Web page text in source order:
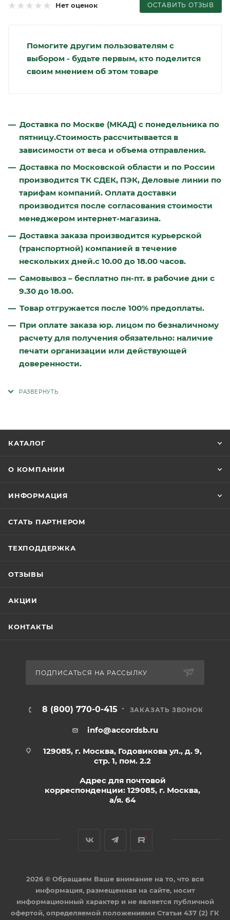
Нет оценок ОСТАВИТЬ ОТЗЫВ
Помогите другим пользователям с
выбором - будьте первым, кто поделится
своим мнением об этом товаре
Доставка по Москве (МКАД) с понедельника по
пятницу.Стоимость рассчитывается в
зависимости от веса и объема отправления.
Доставка по Московской области и по России
производится ТК СДЕК, ПЭК, Деловые линии по
тарифам компаний. Оплата доставки
производится после согласования стоимости
менеджером интернет-магазина.
Доставка заказа производится курьерской
(транспортной) компанией в течение
нескольких дней.с 10.00 до 18.00 часов.
Самовывоз – бесплатно пн-пт. в рабочие дни с
9.30 до 18.00.
Товар отгружается после 100% предоплаты.
При оплате заказа юр. лицом по безналичному
расчету для получения обязательно: наличие
печати организации или действующей
доверенности.
КАТАЛОГ
О КОМПАНИИ
ИНФОРМАЦИЯ
СТАТЬ ПАРТНЕРОМ
ТЕХПОДДЕРЖКА
ОТЗЫВЫ
АКЦИИ
КОНТАКТЫ
ПОДПИСАТЬСЯ НА РАССЫЛКУ
8 (800) 770-0-415 ЗАКАЗАТЬ ЗВОНОК
info@accordsb.ru
129085, г. Москва, Годовикова ул., д. 9,
стр. 1, пом. 2.2
Адрес для почтовой
корреспонденции: 129085, г. Москва,
а/я. 64
2026 © Обращаем Ваше внимание на то, что вся
информация, размещенная на сайте, носит
информационный характер и не является публичной
офертой, определяемой положениями Статьи 437 (2) ГК